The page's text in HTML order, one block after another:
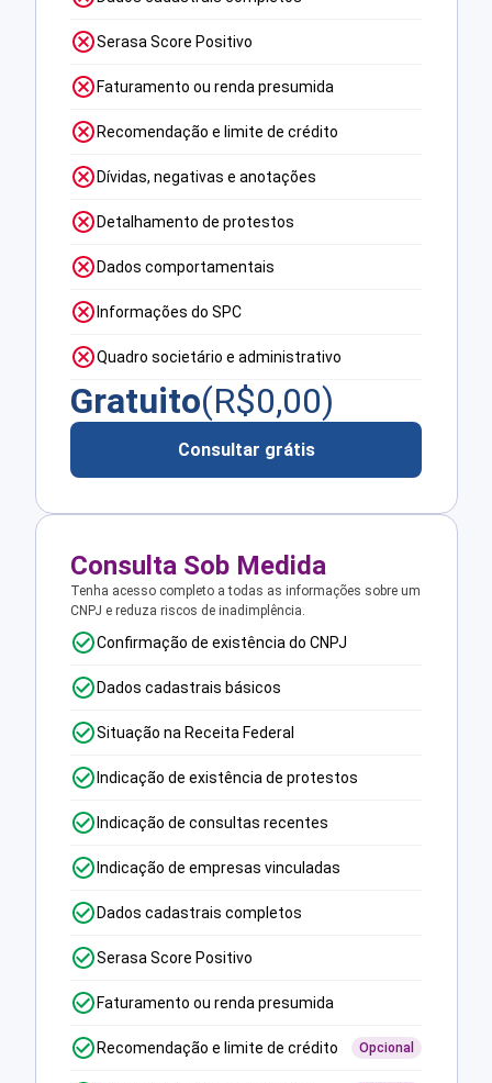
Serasa Score Positivo
Faturamento ou renda presumida
Recomendação e limite de crédito
Dívidas, negativas e anotações
Detalhamento de protestos
Dados comportamentais
Informações do SPC
Quadro societário e administrativo
Gratuito(R$0,00)
Consultar grátis
Consulta Sob Medida
Tenha acesso completo a todas as informações sobre um
CNPJ e reduza riscos de inadimplência.
Confirmação de existência do CNPJ
Dados cadastrais básicos
Situação na Receita Federal
Indicação de existência de protestos
Indicação de consultas recentes
Indicação de empresas vinculadas
Dados cadastrais completos
Serasa Score Positivo
Faturamento ou renda presumida
Recomendação e limite de crédito Opcional